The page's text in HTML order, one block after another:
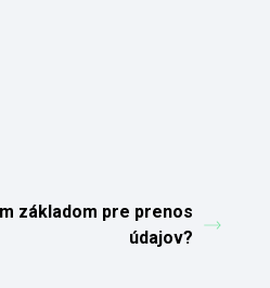
základom pre prenos
údajov?